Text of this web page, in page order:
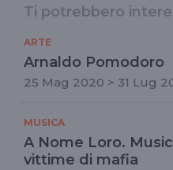
Ti potrebbero
ARTE
Arnaldo Pomodoro
25 Mag 2020 > 31 Lug
MUSICA
A Nome Loro.
vittime di mafia